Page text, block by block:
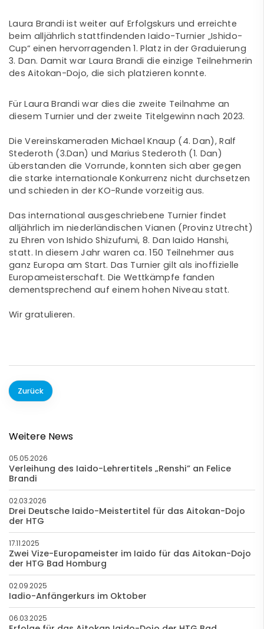
Laura Brandi ist weiter auf Erfolgskurs und erreichte
beim alljährlich stattfindenden Iaido-Turnier „Ishido-
Cup“ einen hervorragenden 1. Platz in der Graduierung
3. Dan. Damit war Laura Brandi die einzige Teilnehmerin
des Aitokan-Dojo, die sich platzieren konnte.
Für Laura Brandi war dies die zweite Teilnahme an
diesem Turnier und der zweite Titelgewinn nach 2023.
Die Vereinskameraden Michael Knaup (4. Dan), Ralf
Stederoth (3.Dan) und Marius Stederoth (1. Dan)
überstanden die Vorrunde, konnten sich aber gegen
die starke internationale Konkurrenz nicht durchsetzen
und schieden in der KO-Runde vorzeitig aus.
Das international ausgeschriebene Turnier findet
alljährlich im niederländischen Vianen (Provinz Utrecht)
zu Ehren von Ishido Shizufumi, 8. Dan Iaido Hanshi,
statt. In diesem Jahr waren ca. 150 Teilnehmer aus
ganz Europa am Start. Das Turnier gilt als inoffizielle
Europameisterschaft. Die Wettkämpfe fanden
dementsprechend auf einem hohen Niveau statt.
Wir gratulieren.
Zurück
Weitere News
05.05.2026
Verleihung des Iaido-Lehrertitels „Renshi” an Felice
Brandi
02.03.2026
Drei Deutsche Iaido-Meistertitel für das Aitokan-Dojo
der HTG
17.11.2025
Zwei Vize-Europameister im Iaido für das Aitokan-Dojo
der HTG Bad Homburg
02.09.2025
Iadio-Anfängerkurs im Oktober
06.03.2025